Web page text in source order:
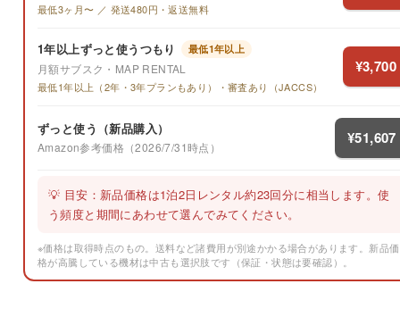
最低3ヶ月〜 ／ 発送480円・返送無料
1年以上ずっと使うつもり 最低1年以上
月額サブスク・MAP RENTAL
最低1年以上（2年・3年プランもあり）・審査あり（JACCS）
¥3,700
ずっと使う（新品購入）
Amazon参考価格（2026/7/31時点） ¥51,607
💡 目安：新品価格は1泊2日レンタル約23回分に相当します。使
う頻度と期間にあわせて選んでみてください。
※価格は取得時点のもの。送料など諸費用が別途かかる場合があります。新品価
格が高騰している機材は中古も選択肢です（保証・状態は要確認）。